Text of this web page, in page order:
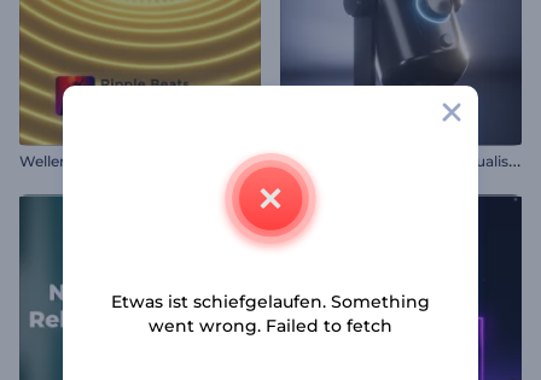
Wellenbeats Musikvisualisierer P
odcast Mikrofon Audiovisualisierung
Etwas ist schiefgelaufen. Something
went wrong. Failed to fetch